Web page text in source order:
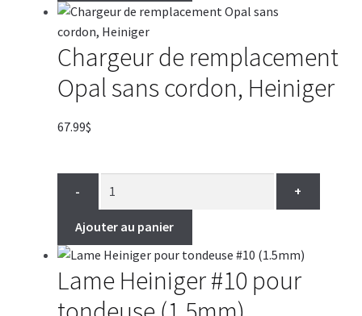
Chargeur de remplacement
Opal sans cordon, Heiniger
67.99$
- +
Ajouter au panier
Lame Heiniger #10 pour